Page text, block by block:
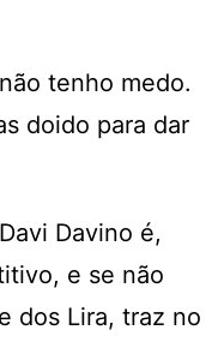
tenho medo.
doido para dar
Davino é,
e se não
dos Lira, traz no